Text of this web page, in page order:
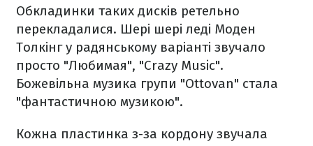
Обкладинки таких дисків ретельно
перекладалися. Шері шері леді Моден
Толкінг у радянському варіанті звучало
просто "Любимая", "Crazy Music".
Божевільна музика групи "Ottovan" стала
"фантастичною музикою".
Кожна пластинка з-за кордону звучала